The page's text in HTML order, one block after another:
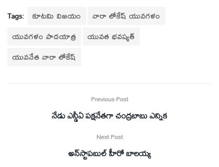
Tags: కూటమి విజయం
నారా లోకేష్ యువగళం
యువగళం పాదయాత్ర
యువత భవష్యత్‌
యువనేత నారా లోకేష్‌
Previous Post
నేడు ఎన్డీఏ పక్షనేతగా చంద్రబాబు ఎన్నిక
Next Post
అన్‌స్టాపబుల్‌ హీరో బాలయ్య